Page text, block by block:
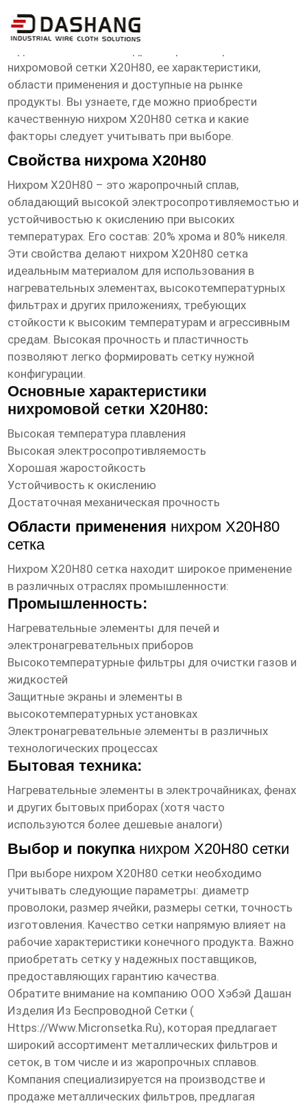
нихром Х20Н80 сетка продукты
нихромовой сетки Х20Н80, ее характеристики,
области применения и доступные на рынке
продукты. Вы узнаете, где можно приобрести
качественную нихром Х20Н80 сетка и какие
факторы следует учитывать при выборе.
Свойства нихрома Х20Н80
Нихром Х20Н80 – это жаропрочный сплав,
обладающий высокой электросопротивляемостью и
устойчивостью к окислению при высоких
температурах. Его состав: 20% хрома и 80% никеля.
Эти свойства делают нихром Х20Н80 сетка
идеальным материалом для использования в
нагревательных элементах, высокотемпературных
фильтрах и других приложениях, требующих
стойкости к высоким температурам и агрессивным
средам. Высокая прочность и пластичность
позволяют легко формировать сетку нужной
конфигурации.
Основные характеристики
нихромовой сетки Х20Н80:
Высокая температура плавления
Высокая электросопротивляемость
Хорошая жаростойкость
Устойчивость к окислению
Достаточная механическая прочность
Области применения нихром Х20Н80
сетка
Нихром Х20Н80 сетка находит широкое применение
в различных отраслях промышленности:
Промышленность:
Нагревательные элементы для печей и
электронагревательных приборов
Высокотемпературные фильтры для очистки газов и
жидкостей
Защитные экраны и элементы в
высокотемпературных установках
Электронагревательные элементы в различных
технологических процессах
Бытовая техника:
Нагревательные элементы в электрочайниках, фенах
и других бытовых приборах (хотя часто
используются более дешевые аналоги)
Выбор и покупка нихром Х20Н80 сетки
При выборе нихром Х20Н80 сетки необходимо
учитывать следующие параметры: диаметр
проволоки, размер ячейки, размеры сетки, точность
изготовления. Качество сетки напрямую влияет на
рабочие характеристики конечного продукта. Важно
приобретать сетку у надежных поставщиков,
предоставляющих гарантию качества.
Обратите внимание на компанию ООО Хэбэй Дашан
Изделия Из Беспроводной Сетки (
Https://www.micronsetka.ru), которая предлагает
широкий ассортимент металлических фильтров и
сеток, в том числе и из жаропрочных сплавов.
Компания специализируется на производстве и
продаже металлических фильтров, предлагая